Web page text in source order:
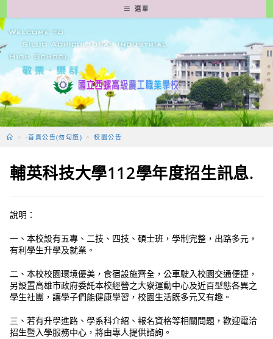
轉
至
要
容
選單
> -首頁公告(勿勾選) > 校園公告
輔英科技大學112學年度招生訊息.
說明：
一、本校設有五專、二技、四技、碩士班，學制完整，出路多元，
有利學生升學及就業。
二、本校校園環境優美，食宿設施齊全，公車駛入校園交通便捷，
另設置高雄市政府委託本校經營之大寮運動中心及近百型態各異之
學生社團，讓學子們能健康學習，校園生活既多元又有趣。
三、若有升學進路、學系科介紹、報名資格等相關問題，歡迎電洽
招生暨入學服務中心，將由專人提供諮詢。